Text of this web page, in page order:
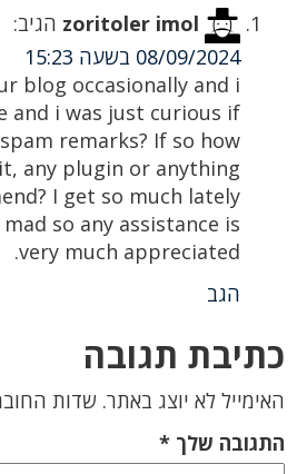
zoritoler imol הגיב:
08/09/2024 בשעה 15:23
blog occasionally and i
and i was just curious if
remarks? If so how
any plugin or anything
I get so much lately
so any assistance is
very much appreciated.
הגב
כתיבת תגובה
האימייל לא יוצג באתר. שדות
התגובה שלך *